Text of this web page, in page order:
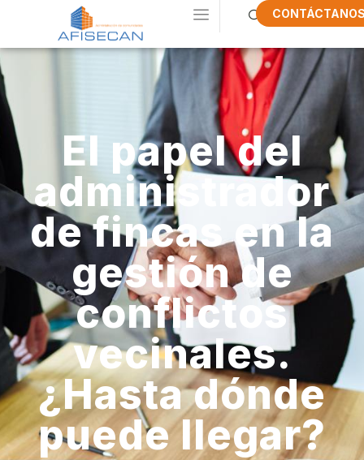
El papel del
administrador
de fincas en la
gestión de
conflictos
vecinales.
¿Hasta dónde
puede llegar?